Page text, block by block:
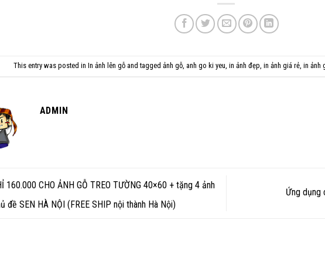
This entry was posted inIn ảnh lên gỗ and taggedảnh gỗ, anh go ki yeu,in ảnh đẹp,in ảnh giá rẻ,in ảnh
ADMIN
160.000 CHO ẢNH GỖ TREO TƯỜNG 40×60 + tặng 4 ảnh
đề SEN HÀ NỘI (FREE SHIP nội thành Hà Nội)
Ứng dụng